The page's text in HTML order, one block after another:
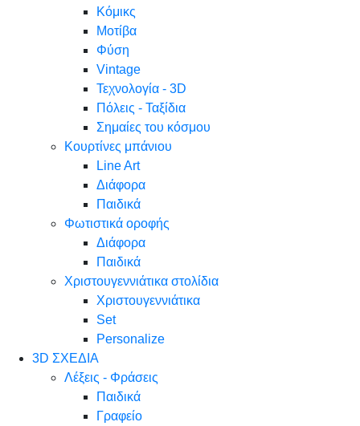
Κόμικς
Μοτίβα
Φύση
Vintage
Τεχνολογία - 3D
Πόλεις - Ταξίδια
Σημαίες του κόσμου
Κουρτίνες μπάνιου
Line Art
Διάφορα
Παιδικά
Φωτιστικά οροφής
Διάφορα
Παιδικά
Χριστουγεννιάτικα στολίδια
Χριστουγεννιάτικα
Set
Personalize
3D ΣΧΕΔΙΑ
Λέξεις - Φράσεις
Παιδικά
Γραφείο